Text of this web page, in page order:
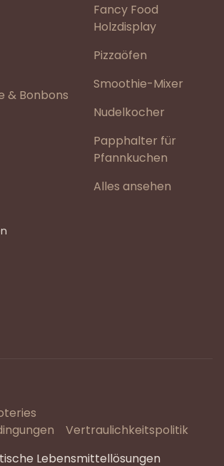
& Bonbons
Fancy Food
Holzdisplay
Pizzaöfen
Smoothie-Mixer
Nudelkocher
Papphalter für
Pfannkuchen
Alles ansehen
Lebensmittellösungen
Vertraulichkeitspolitik